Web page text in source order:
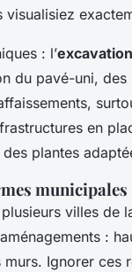
: l’excavation
du pavé-uni,
en
plantes
municipales
villes de
:
Ignorer ces